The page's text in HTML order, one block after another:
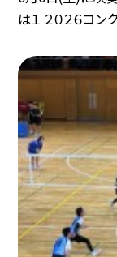
は１ ２０２６コン